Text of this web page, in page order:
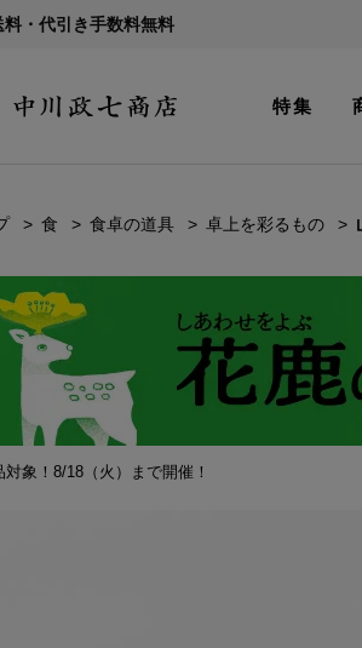
・代引き手数料無料
特集
食 食卓の道具 卓上を彩るもの
対象！8/18（火）まで開催！